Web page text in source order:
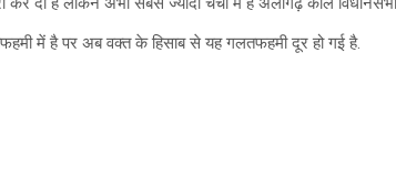
में है पर अब वक्त के हिसाब से यह गलतफहमी दूर हो गई है.